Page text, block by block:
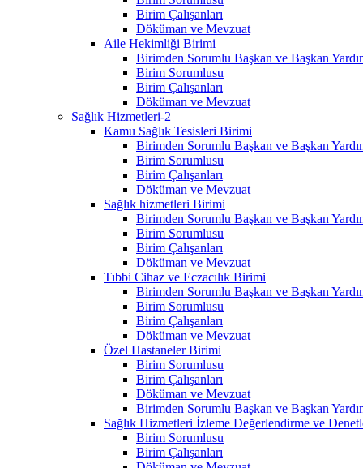
Birim Çalışanları
Döküman ve Mevzuat
Aile Hekimliği Birimi
Birimden Sorumlu Başkan ve Başkan
Birim Sorumlusu
Birim Çalışanları
Döküman ve Mevzuat
Sağlık Hizmetleri-2
Kamu Sağlık Tesisleri Birimi
Birimden Sorumlu Başkan ve Başkan
Birim Sorumlusu
Birim Çalışanları
Döküman ve Mevzuat
Sağlık hizmetleri Birimi
Birimden Sorumlu Başkan ve Başkan
Birim Sorumlusu
Birim Çalışanları
Döküman ve Mevzuat
Tıbbi Cihaz ve Eczacılık Birimi
Birimden Sorumlu Başkan ve Başkan
Birim Sorumlusu
Birim Çalışanları
Döküman ve Mevzuat
Özel Hastaneler Birimi
Birim Sorumlusu
Birim Çalışanları
Döküman ve Mevzuat
Birimden Sorumlu Başkan ve Başkan
Sağlık Hizmetleri İzleme Değerlendirme ve
Birim Sorumlusu
Birim Çalışanları